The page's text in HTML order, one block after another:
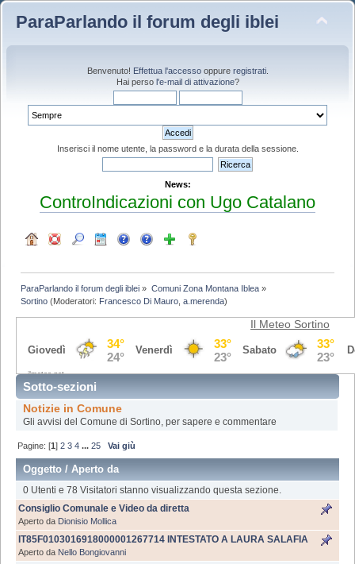
ParaParlando il forum degli iblei
Benvenuto! Effettua l'accessooppure registrati.
Hai perso l'e-mail di attivazione?
Inserisci il nome utente, la password e la durata della sessione.
News:
ControIndicazioni con Ugo Catalano
ParaParlando il forum degli iblei » Comuni Zona Montana Iblea»
Sortino (Moderatori: Francesco Di Mauro ,a.merenda)
Il Meteo Sortino
Sotto-sezioni
Notizie in Comune
Gli avvisi del Comune di Sortino, per sapere e commentare
Pagine: [1]2 3 4 ...25 Vai giù
Oggetto /Aperto da
0 Utenti e 78 Visitatori stanno visualizzando questa sezione.
Consiglio Comunale e Video da diretta
Aperto da Dionisio Mollica
IT85F0103016918000001267714 INTESTATO A LAURA SALAFIA
Aperto da Nello Bongiovanni